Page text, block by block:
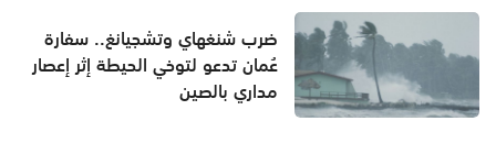
ضرب شنغهاي وتشجيانغ.. سفارة
عُمان تدعو لتوخي الحيطة إثر إعصار
مداري بالصين